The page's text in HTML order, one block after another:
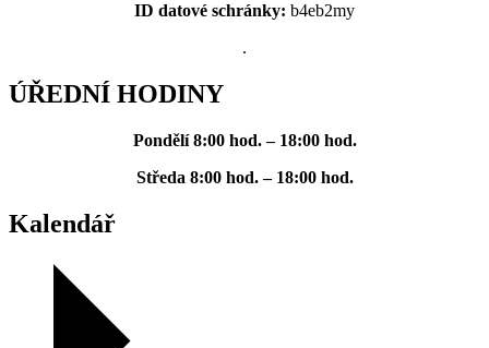
ID datové schránky: b4eb2my
.
ÚŘEDNÍ HODINY
Pondělí 8:00 hod. – 18:00 hod.
Středa 8:00 hod. – 18:00 hod.
Kalendář